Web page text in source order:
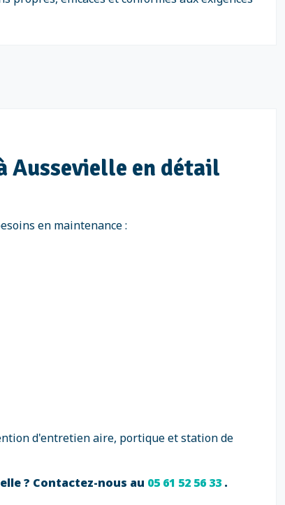
Aussevielle en détail
en maintenance :
d'entretien aire, portique et station de
? Contactez-nous au 05 61 52 56 33 .